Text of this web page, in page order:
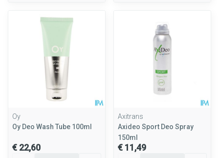
Oy
Oy Deo Wash Tube 100ml
€ 22,60
Axitrans
Axideo Sport Deo Spray
150ml
€ 11,49